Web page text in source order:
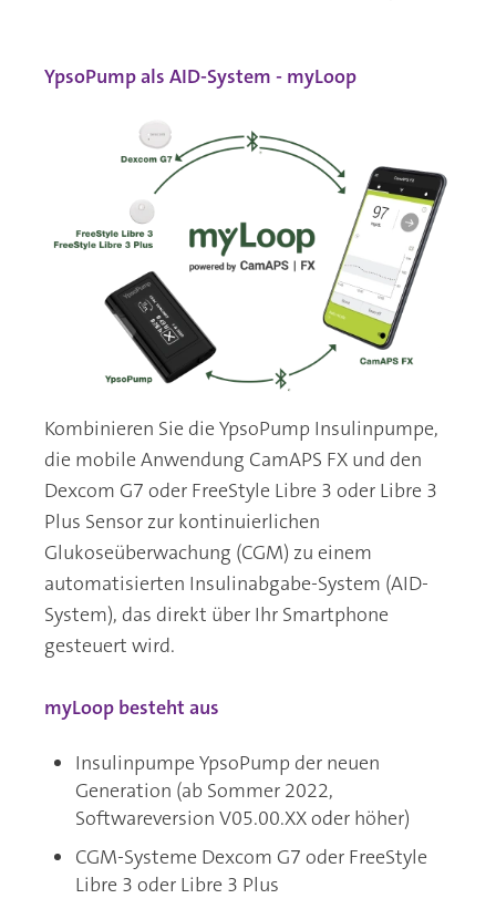
YpsoPump als AID-System - myLoop
Kombinieren Sie die YpsoPump Insulinpumpe,
die mobile Anwendung CamAPS FX und den
Dexcom G7 oder FreeStyle Libre 3 oder Libre 3
Plus Sensor zur kontinuierlichen
Glukoseüberwachung (CGM) zu einem
automatisierten Insulinabgabe-System (AID-
System), das direkt über Ihr Smartphone
gesteuert wird.
myLoop besteht aus
Insulinpumpe YpsoPump der neuen
Generation (ab Sommer 2022,
Softwareversion V05.00.XX oder höher)
CGM-Systeme Dexcom G7 oder FreeStyle
Libre 3 oder Libre 3 Plus